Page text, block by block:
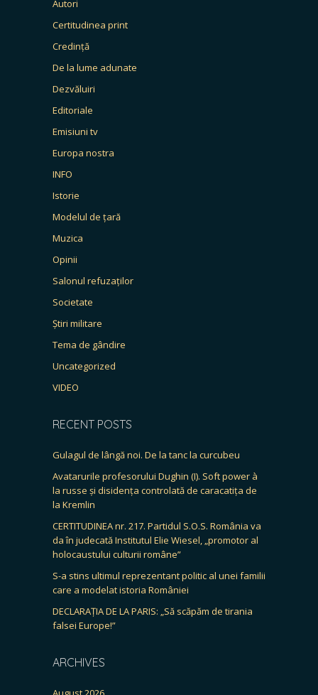
Autori
Certitudinea print
Credință
De la lume adunate
Dezvăluiri
Editoriale
Emisiuni tv
Europa nostra
INFO
Istorie
Modelul de țară
Muzica
Opinii
Salonul refuzaților
Societate
Știri militare
Tema de gândire
Uncategorized
VIDEO
RECENT POSTS
Gulagul de lângă noi. De la tanc la curcubeu
Avatarurile profesorului Dughin (I). Soft power à
la russe și disidența controlată de caracatița de
la Kremlin
CERTITUDINEA nr. 217. Partidul S.O.S. România va
da în judecată Institutul Elie Wiesel, „promotor al
holocaustului culturii române”
S-a stins ultimul reprezentant politic al unei familii
care a modelat istoria României
DECLARAȚIA DE LA PARIS: „Să scăpăm de tirania
falsei Europe!”
ARCHIVES